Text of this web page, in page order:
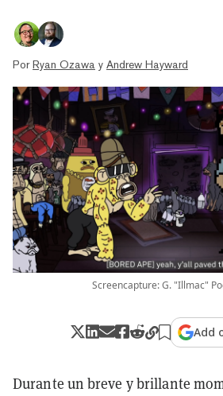
Por Ryan Ozawa y Andrew Hayward
Screencapture: G. "Illmac"
Add
Durante un breve y brillante